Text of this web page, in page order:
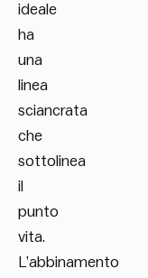
ideale
ha
una
linea
sciancrata
che
sottolinea
il
punto
vita.
L’abbinamento